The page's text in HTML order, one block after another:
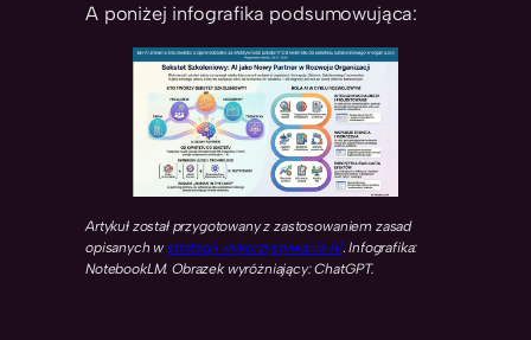
A poniżej infografika podsumowująca:
Artykuł został przygotowany z zastosowaniem zasad
opisanych w strategii wykorzystywania AI.Infografika:
NotebookLM. Obrazek wyróżniający: ChatGPT.